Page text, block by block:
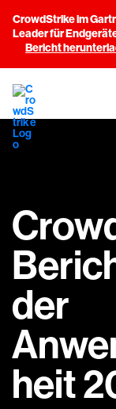
CrowdStrike im
Leader für
Bericht
der
heit